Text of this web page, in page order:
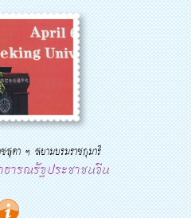
สุดา ฯ สยามบรมราชกุมารี
ธารณรัฐประชาชนจีน